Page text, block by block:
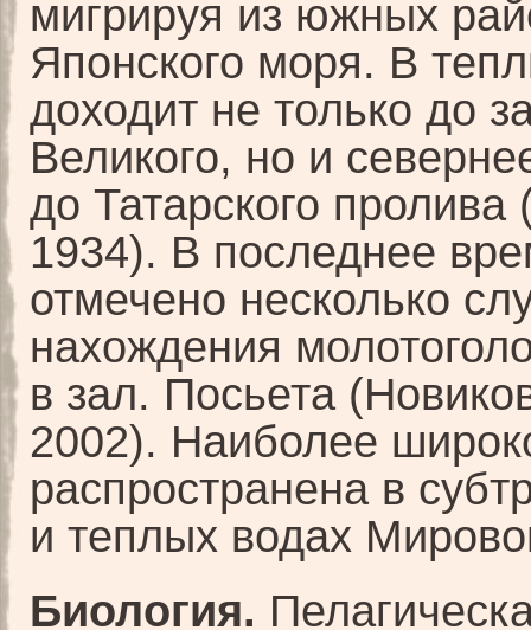
мигрируя из южных
Японского моря. В
доходит не только до
Великого, но и
до Татарского
1934). В последнее
отмечено несколько
нахождения
в зал. Посьета
2002). Наиболее
распространена в
и теплых водах
Биология.